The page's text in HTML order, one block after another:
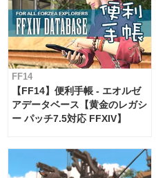
FF14
【FF14】便利手帳 - エオルゼ
アデータベース【黄金のレガシ
ー パッチ7.5対応 FFXIV】